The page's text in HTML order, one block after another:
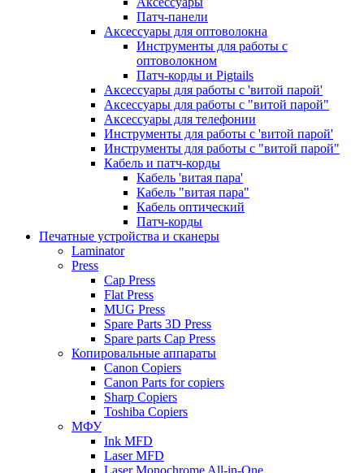
Патч-панели
Аксессуары для оптоволокна
Инструменты для работы с
оптоволокном
Патч-корды и Pigtails
Аксессуары для работы с 'витой парой'
Аксессуары для работы с "витой парой"
Аксессуары для телефонии
Инструменты для работы с 'витой парой'
Инструменты для работы с "витой парой"
Кабель и патч-корды
Кабель 'витая пара'
Кабель "витая пара"
Кабель оптический
Патч-корды
Печатные устройства и сканеры
Laminator
Press
Cap Press
Flat Press
MUG Press
Spare Parts 3D Press
Spare parts Cap Press
Копировальные аппараты
Canon Copiers
Canon Parts for copiers
Sharp Copiers
Toshiba Copiers
МФУ
Ink MFD
Laser MFD
Laser Monochrome All-in-One